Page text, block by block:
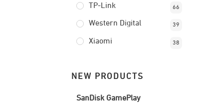
TP-Link 66
Western Digital 39
Xiaomi 38
NEW PRODUCTS
SanDisk GamePlay